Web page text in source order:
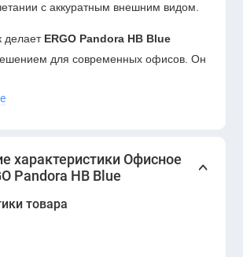
с аккуратным внешним видом.
делает ERGO Pandora HB Blue
для современных офисов. Он
цвет, но при этом сохраняет
элементами офисной мебели.
характеристики Офисное
Pandora HB Blue
товара